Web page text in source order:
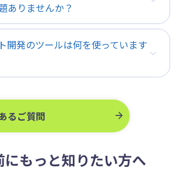
ありませんか？
開発のツールは何を使っています
るご質問
にもっと知りたい方へ